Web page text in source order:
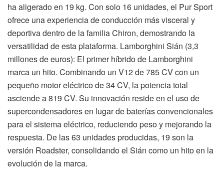
ha aligerado en 19 kg. Con solo 16 unidades, el Pur Sport
ofrece una experiencia de conducción más visceral y
deportiva dentro de la familia Chiron, demostrando la
versatilidad de esta plataforma. Lamborghini Sián (3,3
millones de euros): El primer híbrido de Lamborghini
marca un hito. Combinando un V12 de 785 CV con un
pequeño motor eléctrico de 34 CV, la potencia total
asciende a 819 CV. Su innovación reside en el uso de
supercondensadores en lugar de baterías convencionales
para el sistema eléctrico, reduciendo peso y mejorando la
respuesta. De las 63 unidades producidas, 19 son la
versión Roadster, consolidando el Sián como un hito en la
evolución de la marca.